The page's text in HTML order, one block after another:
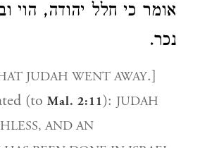
אומר כי חלל יהודה, הוי
נכר.
JUDAH WENT AWAY.]
(to Mal. 2:11): JUDAH
AND AN